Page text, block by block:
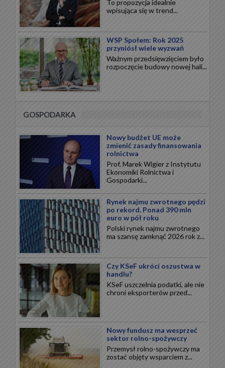
To propozycja idealnie
wpisująca się w trend...
WSP Społem: Rok 2025
przyniósł wiele wyzwań
Ważnym przedsięwzięciem było
rozpoczęcie budowy nowej hali...
GOSPODARKA
Nowy budżet UE może
zmienić zasady finansowania
rolnictwa
Prof. Marek Wigier z Instytutu
Ekonomiki Rolnictwa i
Gospodarki...
Rynek najmu zwrotnego pędzi
po rekord. Ponad 390 mln
euro w pół roku
Polski rynek najmu zwrotnego
ma szansę zamknąć 2026 rok z...
Czy KSeF ukróci oszustwa w
handlu?
KSeF uszczelnia podatki, ale nie
chroni eksporterów przed...
Nowy fundusz ma wesprzeć
sektor rolno-spożywczy
Przemysł rolno-spożywczy ma
zostać objęty wsparciem z...